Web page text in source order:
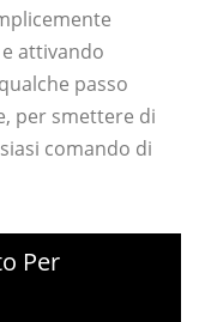
attivando
passo
per smettere di
comando di
Per